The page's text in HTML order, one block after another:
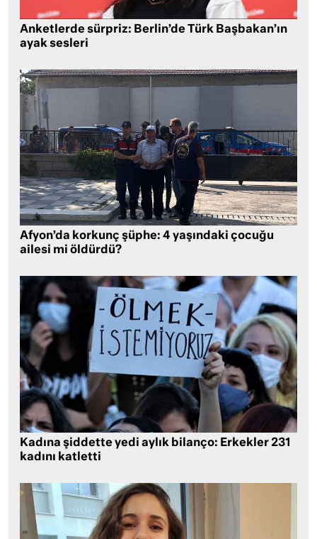
Anketlerde sürpriz: Berlin’de Türk Başbakan’ın
ayak sesleri
Afyon’da korkunç şüphe: 4 yaşındaki çocuğu
ailesi mi öldürdü?
Kadına şiddette yedi aylık bilanço: Erkekler 231
kadını katletti